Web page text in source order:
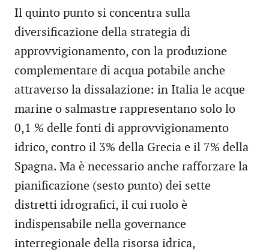
Il quinto punto si concentra sulla
diversificazione della strategia di
approvvigionamento, con la produzione
complementare di acqua potabile anche
attraverso la dissalazione: in Italia le acque
marine o salmastre rappresentano solo lo
0,1 % delle fonti di approvvigionamento
idrico, contro il 3% della Grecia e il 7% della
Spagna. Ma è necessario anche rafforzare la
pianificazione (sesto punto) dei sette
distretti idrografici, il cui ruolo è
indispensabile nella governance
interregionale della risorsa idrica,